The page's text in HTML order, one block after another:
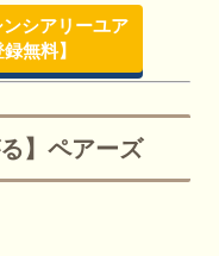
シアリーユア
無料】
】ペアーズ